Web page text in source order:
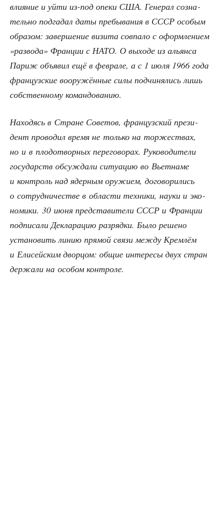
вли­я­ние и уйти из-под опе­ки США. Гене­рал созна­
тель­но под­га­дал даты пре­бы­ва­ния в СССР осо­бым
обра­зом: завер­ше­ние визи­та сов­па­ло с оформ­ле­ни­ем
«раз­во­да» Фран­ции с НАТО. О выхо­де из аль­ян­са
Париж объ­явил ещё в фев­ра­ле, а с 1 июля 1966 года
фран­цуз­ские воору­жён­ные силы под­чи­ня­лись лишь
соб­ствен­но­му командованию.
Нахо­дясь в Стране Сове­тов, фран­цуз­ский пре­зи­
дент про­во­дил вре­мя не толь­ко на тор­же­ствах,
но и в пло­до­твор­ных пере­го­во­рах. Руко­во­ди­те­ли
госу­дарств обсуж­да­ли ситу­а­цию во Вьет­на­ме
и кон­троль над ядер­ным ору­жи­ем, дого­во­ри­лись
о сотруд­ни­че­стве в обла­сти тех­ни­ки, нау­ки и эко­
но­ми­ки. 30 июня пред­ста­ви­те­ли СССР и Фран­ции
под­пи­са­ли Декла­ра­цию раз­ряд­ки. Было реше­но
уста­но­вить линию пря­мой свя­зи меж­ду Крем­лём
и Ели­сей­ским двор­цом: общие инте­ре­сы двух стран
дер­жа­ли на осо­бом контроле.